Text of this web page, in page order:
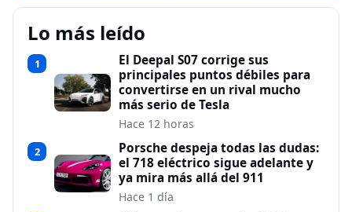
Lo más leído
1
El Deepal S07 corrige sus
principales puntos débiles para
convertirse en un rival mucho
más serio de Tesla
Hace 12 horas
2
Porsche despeja todas las dudas:
el 718 eléctrico sigue adelante y
ya mira más allá del 911
Hace 1 día